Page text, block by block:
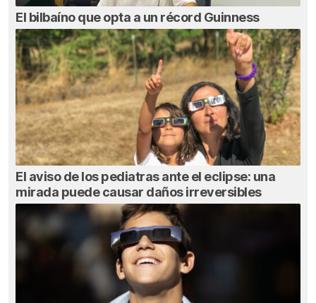
El bilbaíno que opta a un récord Guinness
El aviso de los pediatras ante el eclipse: una
mirada puede causar daños irreversibles